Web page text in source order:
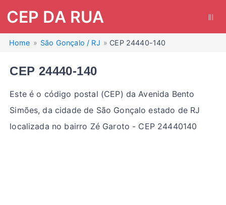
CEP DA RUA
Home São Gonçalo / RJ CEP 24440-140
CEP 24440-140
Este é o código postal (CEP) da Avenida Bento
Simões, da cidade de São Gonçalo estado de RJ
localizada no bairro Zé Garoto - CEP 24440140